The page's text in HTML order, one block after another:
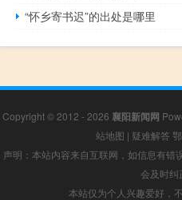
“怀乡寄书迟”的出处是哪里
Copyright © 2012 - 2026 襄阳新闻网
站地图 | 疑难解答
声明：本站内容来自互联网，如信息有
会及时纠
本站仅为个人兴趣爱好，